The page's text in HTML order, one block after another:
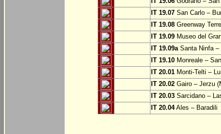
IT 19.07 San Carlo –
IT 19.08 Greenway
IT 19.09 Museo del
IT 19.09aSanta Ninfa –
IT 19.10 Monreale –
IT 20.01 Monti-Telti –
IT 20.02 Gairo – Jerzu
IT 20.03 Sarcidano –
IT 20.04Ales – Baradili